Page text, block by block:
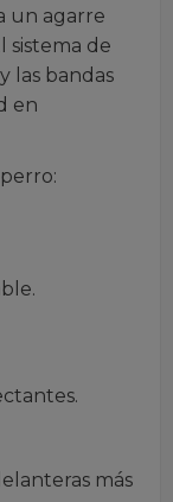
un agarre
sistema de
las bandas
en
más